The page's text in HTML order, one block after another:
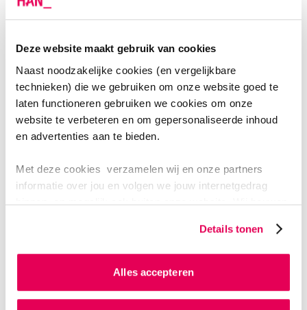
Deze website maakt gebruik van cookies
Naast noodzakelijke cookies (en vergelijkbare
technieken) die we gebruiken om onze website goed te
laten functioneren gebruiken we cookies om onze
website te verbeteren en om gepersonaliseerde inhoud
en advertenties aan te bieden.
Met deze cookies verzamelen wij en onze partners
informatie over jou en volgen we jouw internetgedrag
binnen, en mogelijk ook buiten onze website. Wij bouwen
website en communicatie aan op jouw voorkeuren. Ook
kunnen we zo gerichte advertenties laten zien op basis
van jouw internetgedrag.
Als je op ‘Alles accepteren’ klikt dan geef je ons
Details tonen
Alles accepteren
LECTOR HELMA OOLBEKKINK
vindthet intrigerend
hoe leraren zich al dan niet blijvend professioneel
doet praktijkgericht onderzoek
antwoorden te vinden.